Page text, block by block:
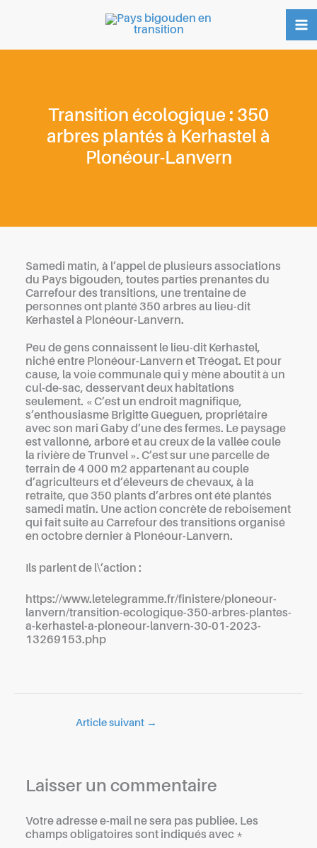
Transition écologique : 350
arbres plantés à Kerhastel à
Plonéour-Lanvern
Samedi matin, à l’appel de plusieurs associations
du Pays bigouden, toutes parties prenantes du
Carrefour des transitions, une trentaine de
personnes ont planté 350 arbres au lieu-dit
Kerhastel à Plonéour-Lanvern.
Peu de gens connaissent le lieu-dit Kerhastel,
niché entre Plonéour-Lanvern et Tréogat. Et pour
cause, la voie communale qui y mène aboutit à un
cul-de-sac, desservant deux habitations
seulement. « C’est un endroit magnifique,
s’enthousiasme Brigitte Gueguen, propriétaire
avec son mari Gaby d’une des fermes. Le paysage
est vallonné, arboré et au creux de la vallée coule
la rivière de Trunvel ». C’est sur une parcelle de
terrain de 4 000 m2 appartenant au couple
d’agriculteurs et d’éleveurs de chevaux, à la
retraite, que 350 plants d’arbres ont été plantés
samedi matin. Une action concrète de reboisement
qui fait suite au Carrefour des transitions organisé
en octobre dernier à Plonéour-Lanvern.
Ils parlent de l\’action :
https://www.letelegramme.fr/finistere/ploneour-
lanvern/transition-ecologique-350-arbres-plantes-
a-kerhastel-a-ploneour-lanvern-30-01-2023-
13269153.php
Article suivant →
Laisser un commentaire
Votre adresse e-mail ne sera pas publiée. Les
champs obligatoires sont indiqués avec *